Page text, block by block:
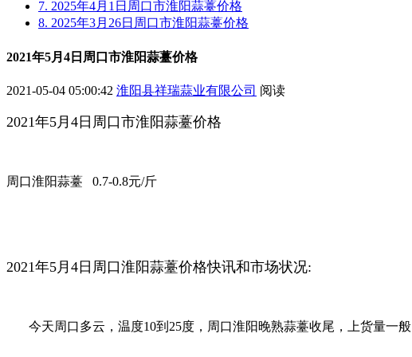
7. 2025年4月1日周口市淮阳蒜薹价格
8. 2025年3月26日周口市淮阳蒜薹价格
2021年5月4日周口市淮阳蒜薹价格
2021-05-04 05:00:42 淮阳县祥瑞蒜业有限公司 阅读
2021年5月4日周口市淮阳蒜薹价格
周口淮阳蒜薹 0.7-0.8元/斤
2021年5月4日周口淮阳蒜薹价格快讯和市场状况:
今天周口多云，温度10到25度，周口淮阳晚熟蒜薹收尾，上货量一